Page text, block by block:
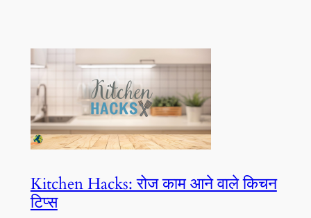
Kitchen Hacks: रोज काम आने वाले किचन
टिप्स